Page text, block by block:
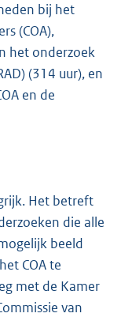
bij het
(COA),
het onderzoek
(314 uur), en
en de
Het betreft
die alle
beeld
COA te
met de Kamer
van